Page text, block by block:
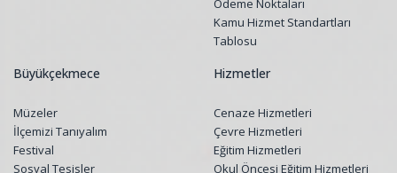
Ödeme Noktaları
Kamu Hizmet Standartları
Tablosu
Büyükçekmece
Müzeler
İlçemizi Tanıyalım
Festival
Sosyal Tesisler
Hizmetler
Cenaze Hizmetleri
Çevre Hizmetleri
Eğitim Hizmetleri
Okul Öncesi Eğitim Hizmetleri